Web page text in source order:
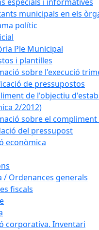
municipals en els
polític
Ple Municipal
i plantilles
sobre l'execució
de pressupostos
de l'objectiu
2/2012)
sobre el
del pressupost
econòmica
/ Ordenances generals
fiscals
corporativa. Inventari